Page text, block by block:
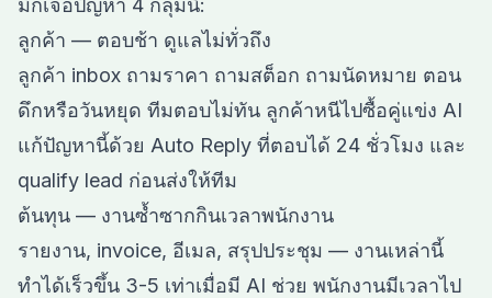
มักเจอปัญหา 4 กลุ่มนี้:
ลูกค้า — ตอบช้า ดูแลไม่ทั่วถึง
ลูกค้า inbox ถามราคา ถามสต็อก ถามนัดหมาย ตอน
ดึกหรือวันหยุด ทีมตอบไม่ทัน ลูกค้าหนีไปซื้อคู่แข่ง AI
แก้ปัญหานี้ด้วย Auto Reply ที่ตอบได้ 24 ชั่วโมง และ
qualify lead ก่อนส่งให้ทีม
ต้นทุน — งานซ้ำซากกินเวลาพนักงาน
รายงาน, invoice, อีเมล, สรุปประชุม — งานเหล่านี้
ทำได้เร็วขึ้น 3-5 เท่าเมื่อมี AI ช่วย พนักงานมีเวลาไป